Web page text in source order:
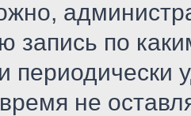
запись по
периодически
не